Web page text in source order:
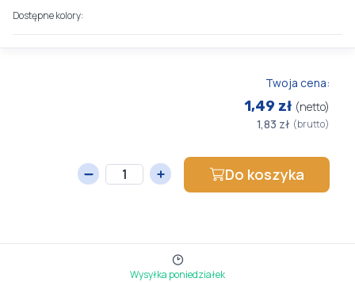
Dostępne kolory:
Twoja cena:
1,49 zł (netto)
1,83 zł (brutto)
Do koszyka
Wysyłka poniedziałek